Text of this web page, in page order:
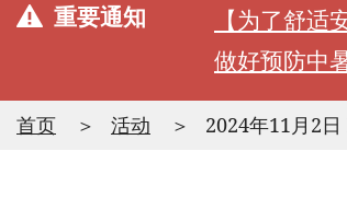
重要通知
【为了舒
做好预防中
首页 活动 2024年11月2